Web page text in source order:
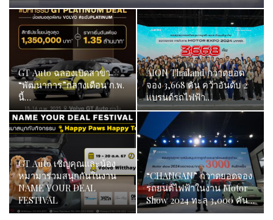
GT Auto ฉลองเปิดสาขา
“พัฒนาการ”กลางเดือน ก.พ.
นี้…
AION Thailand กวาดยอด
จอง 3,668 คัน คว้าอันดับ 2
แบรนด์รถไฟฟ้า…
GT Auto เชิญคุณและน้อง
หมามาร่วมสนุกกันในงาน
NAME YOUR DEAL
FESTIVAL
“CHANGAN” กวาดยอดจอง
รถยนต์ไฟฟ้าในงาน Motor
Show 2024 ทะลุ 3,000 คัน…